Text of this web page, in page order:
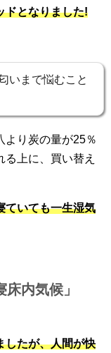
ドとなりました!
いまで悩むこと
より炭の量が25％
上に、買い替え
ていても一生湿気
内気候」
したが、人間が快